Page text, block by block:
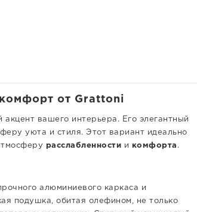
от Grattoni
вашего интерьера. Его элегантный
уюта и стиля. Этот вариант идеально
расслабленности и комфорта .
алюминиевого каркаса и
подушка, обитая олефином, не только